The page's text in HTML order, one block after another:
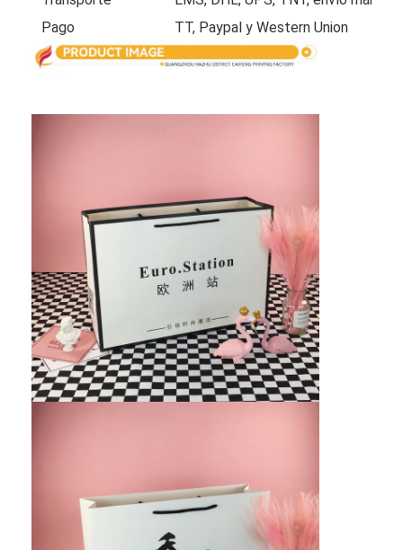
Caja de embalaje de electrónica
Caja de regalo rígida
Cuadro de visualización del contador
Los que se mueven en las estanterías
Etiqueta adhesiva
Bolso de empaquetado de la máscara facial
Impresión de folletos a medida
Paquete rojo personalizado
Pago
TT, Paypal y Western Union